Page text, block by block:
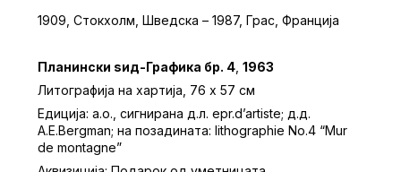
1909, Стокхолм, Шведска – 1987, Грас, Франција
Планински ѕид-Графика бр. 4, 1963
Литографија на хартија, 76 х 57 см
Едиција: а.о., сигнирана д.л. epr.d’artiste; д.д.
A.E.Bergman; на позадината: lithographie No.4 “Mur
de montagne”